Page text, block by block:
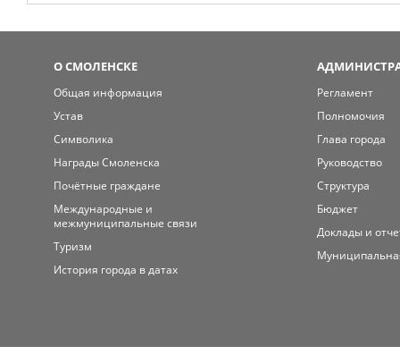
О СМОЛЕНСКЕ
Общая информация
Устав
Символика
Награды Смоленска
Почётные граждане
Международные и
межмуниципальные связи
Туризм
История города в датах
Регламент
Полномочия
Глава города
Руководство
Структура
Бюджет
Доклады и